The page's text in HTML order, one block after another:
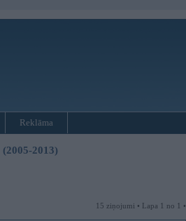
Reklāma
2013)
15 ziņojumi • Lapa 1 no 1 •